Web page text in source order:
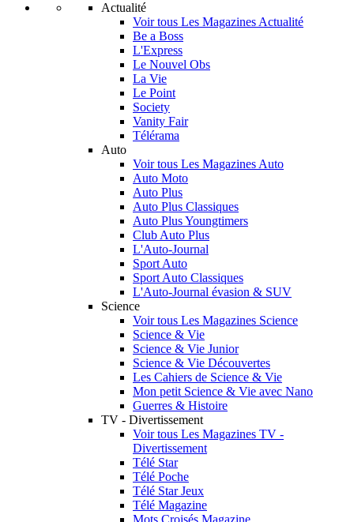
Actualité
Voir tous Les Magazines Actualité
Be a Boss
L'Express
Le Nouvel Obs
La Vie
Le Point
Society
Vanity Fair
Télérama
Auto
Voir tous Les Magazines Auto
Auto Moto
Auto Plus
Auto Plus Classiques
Auto Plus Youngtimers
Club Auto Plus
L'Auto-Journal
Sport Auto
Sport Auto Classiques
L'Auto-Journal évasion & SUV
Science
Voir tous Les Magazines Science
Science & Vie
Science & Vie Junior
Science & Vie Découvertes
Les Cahiers de Science & Vie
Mon petit Science & Vie avec Nano
Guerres & Histoire
TV - Divertissement
Voir tous Les Magazines TV -
Divertissement
Télé Star
Télé Poche
Télé Star Jeux
Télé Magazine
Mots Croisés Magazine